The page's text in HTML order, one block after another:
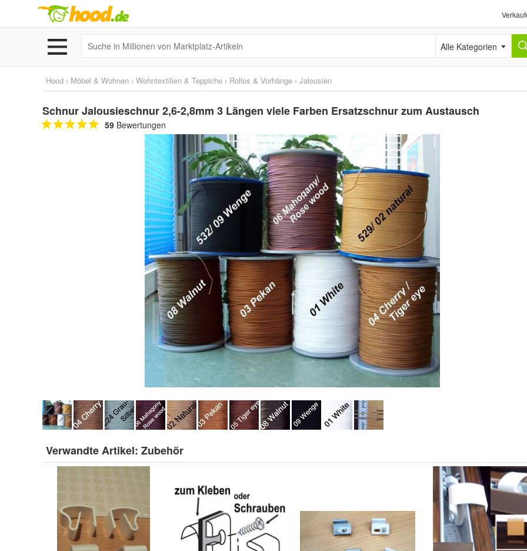
Alle Kategorien
Hood › Möbel & Wohnen › Wohntextilien & Teppiche › Rollos & Vorhänge › Jalousien
Schnur Jalousieschnur 2,6-2,8mm 3 Längen viele Farben Ersatzschnur zum Austausch
59 Bewertungen
Verwandte Artikel: Zubehör